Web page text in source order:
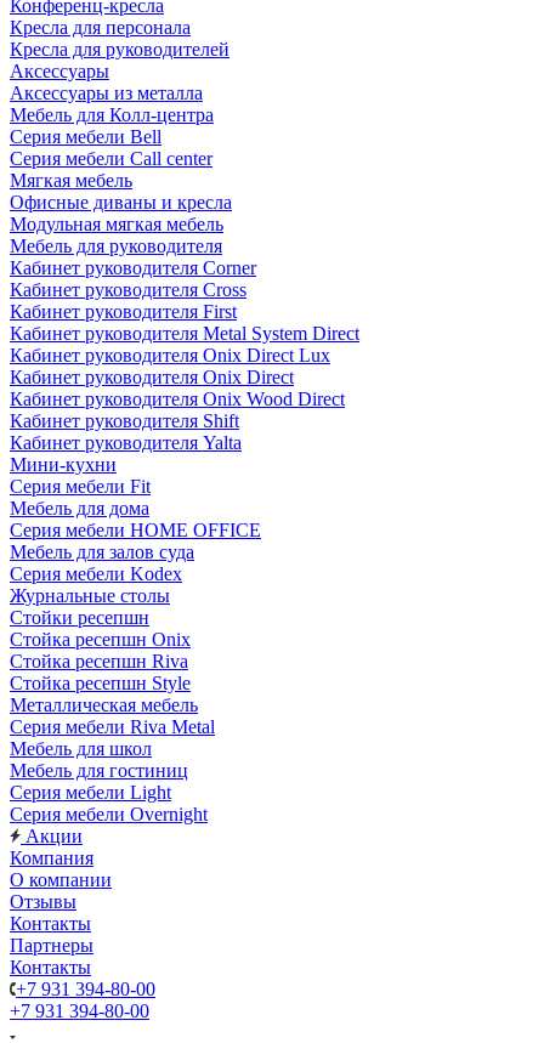
Конференц-кресла
Кресла для персонала
Кресла для руководителей
Аксессуары
Аксессуары из металла
Мебель для Колл-центра
Серия мебели Bell
Серия мебели Call center
Мягкая мебель
Офисные диваны и кресла
Модульная мягкая мебель
Мебель для руководителя
Кабинет руководителя Corner
Кабинет руководителя Cross
Кабинет руководителя First
Кабинет руководителя Metal System Direct
Кабинет руководителя Onix Direct Lux
Кабинет руководителя Onix Direct
Кабинет руководителя Onix Wood Direct
Кабинет руководителя Shift
Кабинет руководителя Yalta
Мини-кухни
Серия мебели Fit
Мебель для дома
Серия мебели HOME OFFICE
Мебель для залов суда
Серия мебели Kodex
Журнальные столы
Стойки ресепшн
Стойка ресепшн Onix
Стойка ресепшн Riva
Стойка ресепшн Style
Металлическая мебель
Серия мебели Riva Metal
Мебель для школ
Мебель для гостиниц
Серия мебели Light
Серия мебели Overnight
Акции
Компания
О компании
Отзывы
Контакты
Партнеры
Контакты
+7 931 394-80-00
+7 931 394-80-00